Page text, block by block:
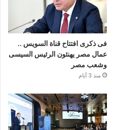
فى ذكرى افتتاح قناة السويس ..
عمال مصر يهنئون الرئيس السيسى
وشعب مصر
منذ 3 أيام